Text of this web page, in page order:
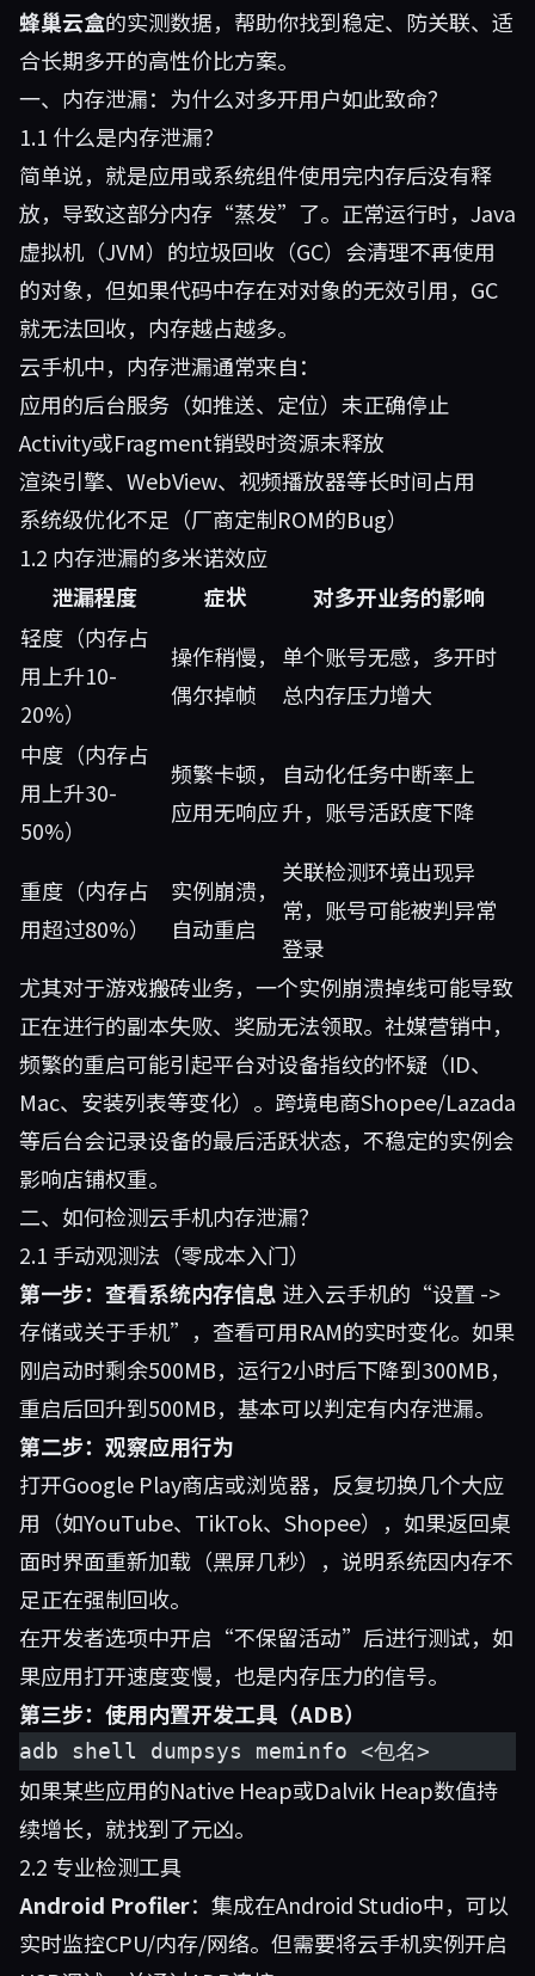
蜂巢云盒的实测数据，帮助你找到稳定、防关联、适
合长期多开的高性价比方案。
一、内存泄漏：为什么对多开用户如此致命？
1.1 什么是内存泄漏？
简单说，就是应用或系统组件使用完内存后没有释
放，导致这部分内存“蒸发”了。正常运行时，Java
虚拟机（JVM）的垃圾回收（GC）会清理不再使用
的对象，但如果代码中存在对对象的无效引用，GC
就无法回收，内存越占越多。
云手机中，内存泄漏通常来自：
应用的后台服务（如推送、定位）未正确停止
Activity或Fragment销毁时资源未释放
渲染引擎、WebView、视频播放器等长时间占用
系统级优化不足（厂商定制ROM的Bug）
1.2 内存泄漏的多米诺效应
泄漏程度
症状
对多开业务的影响
轻度（内存占
用上升10-
20%）
操作稍慢，
偶尔掉帧
单个账号无感，多开时
总内存压力增大
中度（内存占
用上升30-
50%）
频繁卡顿，
应用无响应
自动化任务中断率上
升，账号活跃度下降
重度（内存占
用超过80%）
实例崩溃，
自动重启
关联检测环境出现异
常，账号可能被判异常
登录
尤其对于游戏搬砖业务，一个实例崩溃掉线可能导致
正在进行的副本失败、奖励无法领取。社媒营销中，
频繁的重启可能引起平台对设备指纹的怀疑（ID、
Mac、安装列表等变化）。跨境电商Shopee/Lazada
等后台会记录设备的最后活跃状态，不稳定的实例会
影响店铺权重。
二、如何检测云手机内存泄漏？
2.1 手动观测法（零成本入门）
第一步：查看系统内存信息 进入云手机的“设置 ->
存储或关于手机”，查看可用RAM的实时变化。如果
刚启动时剩余500MB，运行2小时后下降到300MB，
重启后回升到500MB，基本可以判定有内存泄漏。
第二步：观察应用行为
打开Google Play商店或浏览器，反复切换几个大应
用（如YouTube、TikTok、Shopee），如果返回桌
面时界面重新加载（黑屏几秒），说明系统因内存不
足正在强制回收。
在开发者选项中开启“不保留活动”后进行测试，如
果应用打开速度变慢，也是内存压力的信号。
第三步：使用内置开发工具（ADB）
adb shell dumpsys meminfo <包名>
如果某些应用的Native Heap或Dalvik Heap数值持
续增长，就找到了元凶。
2.2 专业检测工具
Android Profiler：集成在Android Studio中，可以
实时监控CPU/内存/网络。但需要将云手机实例开启